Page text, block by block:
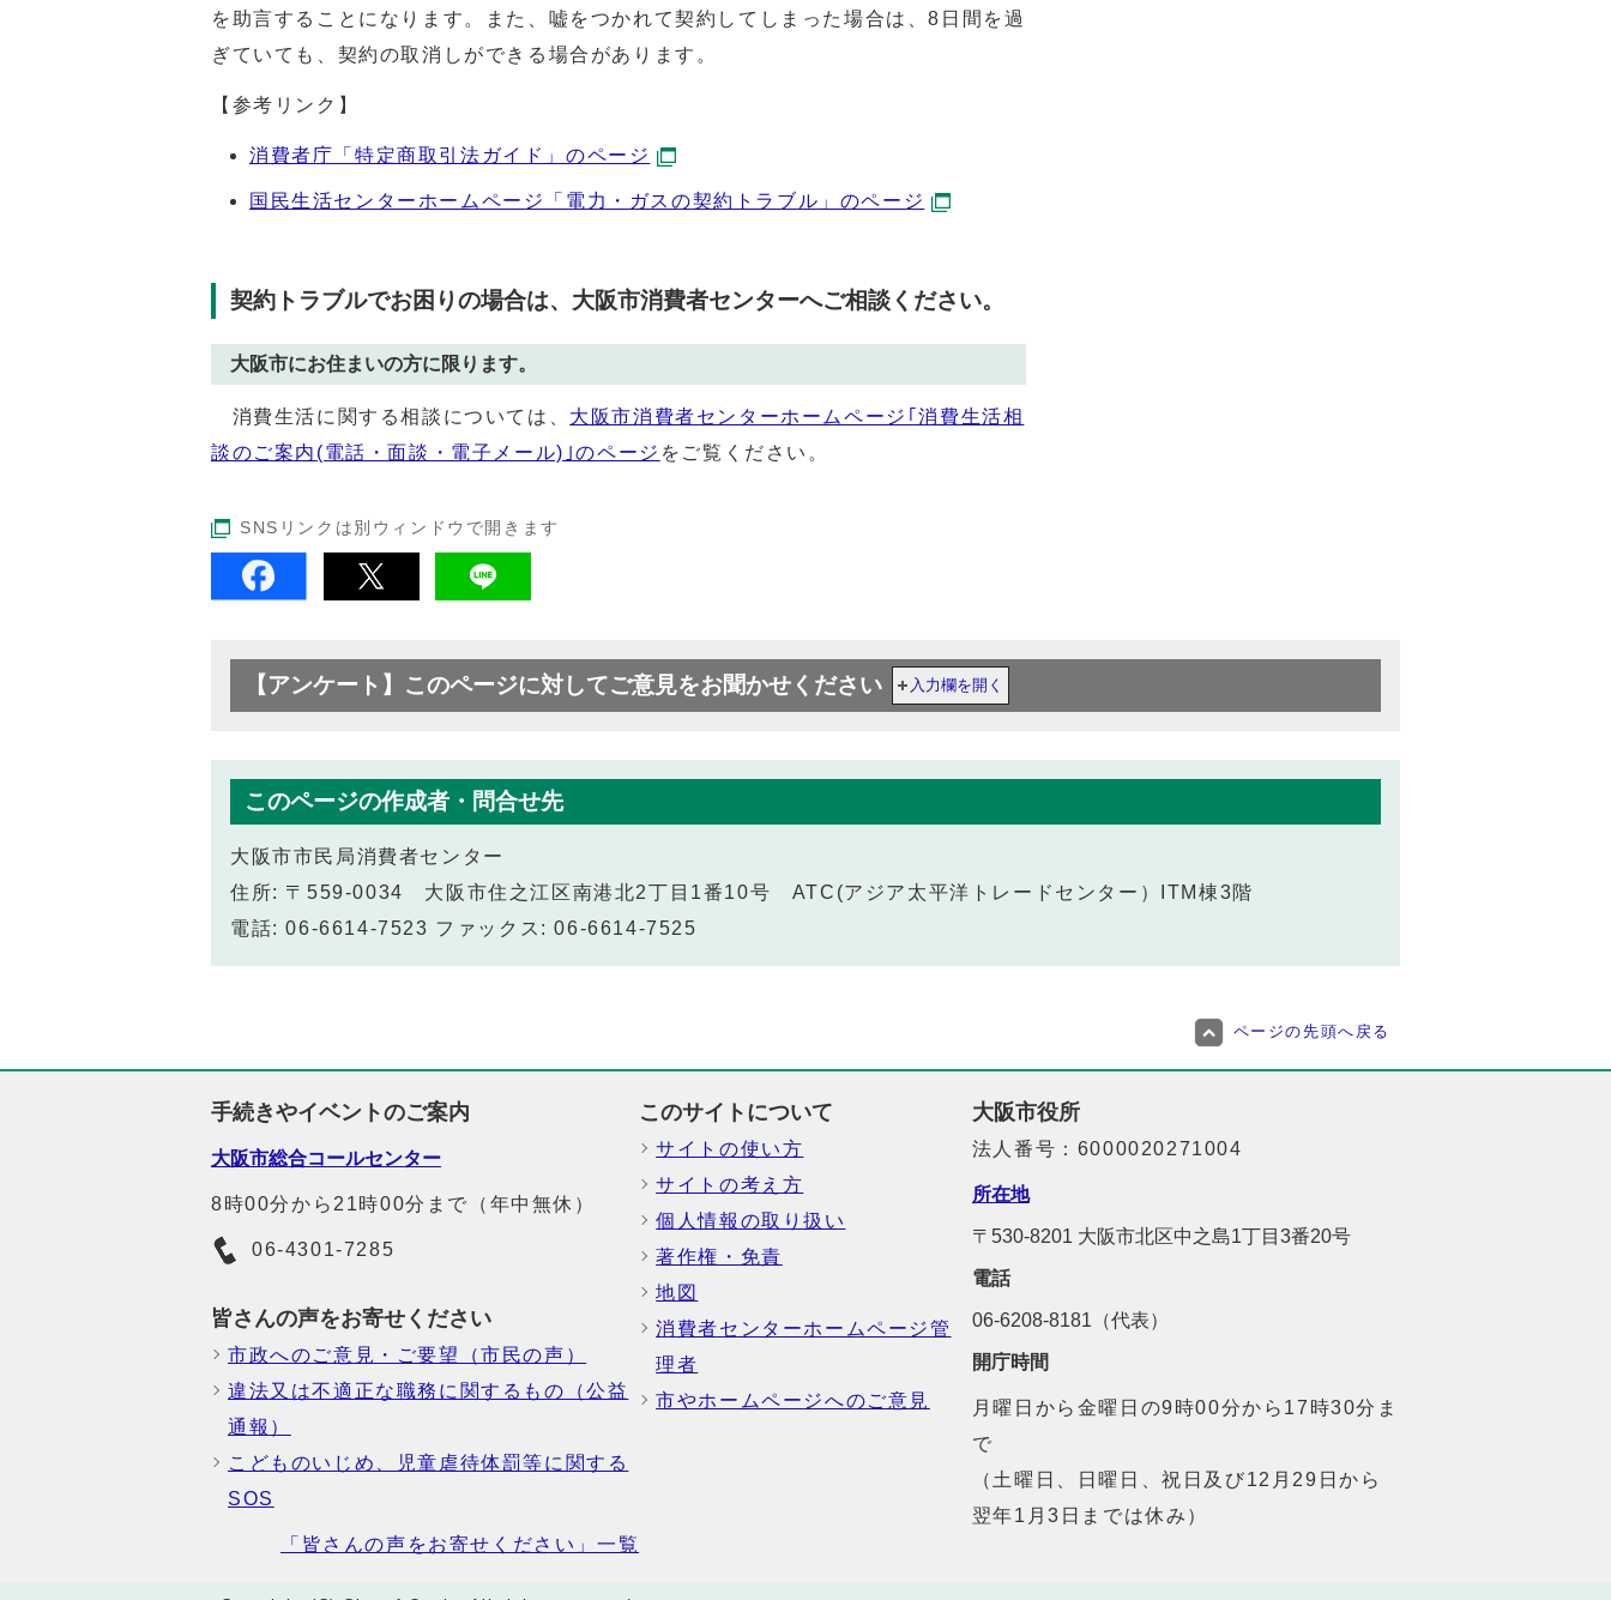
を助言することになります。また、嘘をつかれて契約してしまった場合は、8日間を過
ぎていても、契約の取消しができる場合があります。
【参考リンク】
消費者庁「特定商取引法ガイド」のページ
国民生活センターホームページ「電力・ガスの契約トラブル」のページ
契約トラブルでお困りの場合は、大阪市消費者センターへご相談ください。
大阪市にお住まいの方に限ります。
消費生活に関する相談については、 大阪市消費者センターホームページ｢消費生活相
談のご案内(電話・面談・電子メール)｣のページ をご覧ください。
SNSリンクは別ウィンドウで開きます
【アンケート】このページに対してご意見をお聞かせください 入力欄を開く
このページの作成者・問合せ先
大阪市市民局消費者センター
住所: 〒559-0034 大阪市住之江区南港北2丁目1番10号 ATC(アジア太平洋トレードセンター）ITM棟3階
電話: 06-6614-7523 ファックス: 06-6614-7525
ページの先頭へ戻る
手続きやイベントのご案内
大阪市総合コールセンター
8時00分から21時00分まで（年中無休）
06-4301-7285
皆さんの声をお寄せください
市政へのご意見・ご要望（市民の声）
違法又は不適正な職務に関するもの（公益
通報）
こどものいじめ、児童虐待体罰等に関する
SOS
「皆さんの声をお寄せください」一覧
このサイトについて
サイトの使い方
サイトの考え方
個人情報の取り扱い
著作権・免責
地図
消費者センターホームページ管
理者
市やホームページへのご意見
大阪市役所
法人番号：6000020271004
所在地
〒530-8201 大阪市北区中之島1丁目3番20号
電話
06-6208-8181（代表）
開庁時間
月曜日から金曜日の9時00分から17時30分ま
で
（土曜日、日曜日、祝日及び12月29日から
翌年1月3日までは休み）